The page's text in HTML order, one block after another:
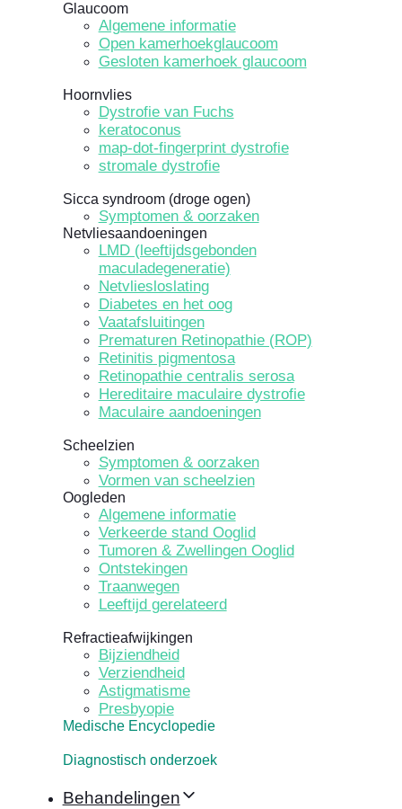
Glaucoom
Algemene informatie
Open kamerhoekglaucoom
Gesloten kamerhoek glaucoom
Hoornvlies
Dystrofie van Fuchs
keratoconus
map-dot-fingerprint dystrofie
stromale dystrofie
Sicca syndroom (droge ogen)
Symptomen & oorzaken
Netvliesaandoeningen
LMD (leeftijdsgebonden
maculadegeneratie)
Netvliesloslating
Diabetes en het oog
Vaatafsluitingen
Prematuren Retinopathie (ROP)
Retinitis pigmentosa
Retinopathie centralis serosa
Hereditaire maculaire dystrofie
Maculaire aandoeningen
Scheelzien
Symptomen & oorzaken
Vormen van scheelzien
Oogleden
Algemene informatie
Verkeerde stand Ooglid
Tumoren & Zwellingen Ooglid
Ontstekingen
Traanwegen
Leeftijd gerelateerd
Refractieafwijkingen
Bijziendheid
Verziendheid
Astigmatisme
Presbyopie
Medische Encyclopedie
Diagnostisch onderzoek
Behandelingen